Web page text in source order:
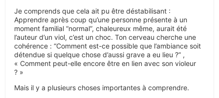
Je comprends que cela ait pu être déstabilisant :
Apprendre après coup qu’une personne présente à un
moment familial “normal”, chaleureux même, aurait été
l’auteur d’un viol, c’est un choc. Ton cerveau cherche une
cohérence : “Comment est-ce possible que l’ambiance soit
détendue si quelque chose d’aussi grave a eu lieu ?” ,
« Comment peut-elle encore être en lien avec son violeur
? »
Mais il y a plusieurs choses importantes à comprendre.